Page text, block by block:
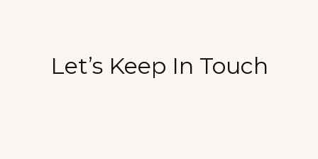
Let’s Keep In Touch